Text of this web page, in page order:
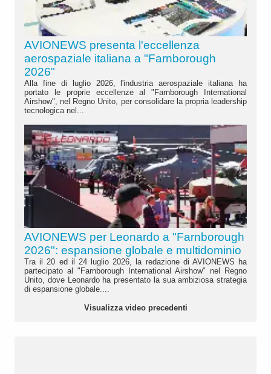
AVIONEWS presenta l'eccellenza
aerospaziale italiana a "Farnborough
2026"
Alla fine di luglio 2026, l'industria aerospaziale italiana ha
portato le proprie eccellenze al "Farnborough International
Airshow", nel Regno Unito, per consolidare la propria leadership
tecnologica nel...
AVIONEWS per Leonardo a "Farnborough
2026": espansione globale e multidominio
Tra il 20 ed il 24 luglio 2026, la redazione di AVIONEWS ha
partecipato al "Farnborough International Airshow" nel Regno
Unito, dove Leonardo ha presentato la sua ambiziosa strategia
di espansione globale....
Visualizza video precedenti